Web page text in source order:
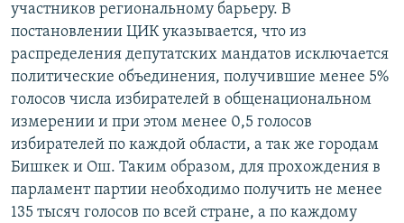
участников региональному барьеру. В
постановлении ЦИК указывается, что из
распределения депутатских мандатов исключается
политические объединения, получившие менее 5%
голосов числа избирателей в общенациональном
измерении и при этом менее 0,5 голосов
избирателей по каждой области, а так же городам
Бишкек и Ош. Таким образом, для прохождения в
парламент партии необходимо получить не менее
135 тысяч голосов по всей стране, а по каждому